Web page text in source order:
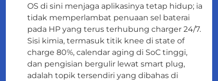
OS di sini menjaga aplikasinya tetap hidup; ia
tidak memperlambat penuaan sel baterai
pada HP yang terus terhubung charger 24/7.
Sisi kimia, termasuk titik knee di state of
charge 80%, calendar aging di SoC tinggi,
dan pengisian bergulir lewat smart plug,
adalah topik tersendiri yang dibahas di